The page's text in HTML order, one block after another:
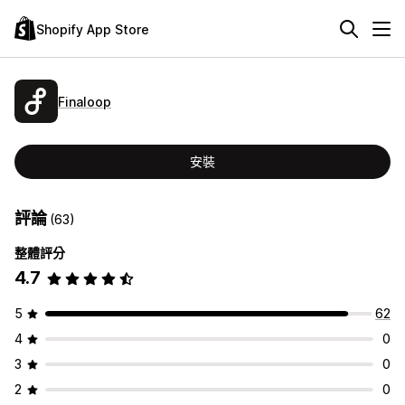
Shopify App Store
Finaloop
安裝
評論(63)
整體評分
4.7
5
62
4
0
3
0
2
0